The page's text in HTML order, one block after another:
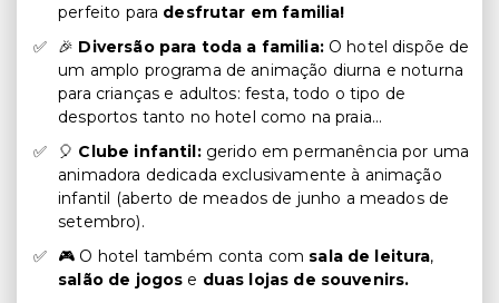
perfeito para desfrutar em familia!
🎉 Diversão para toda a familia:O hotel dispõe de
um amplo programa de animação diurna e noturna
para crianças e adultos: festa, todo o tipo de
desportos tanto no hotel como na praia...
🎈 Clube infantil:gerido em permanência por uma
animadora dedicada exclusivamente à animação
infantil (aberto de meados de junho a meados de
setembro).
🎮 O hotel também conta com sala de leitura,
salão de jogos e duas lojas de souvenirs.